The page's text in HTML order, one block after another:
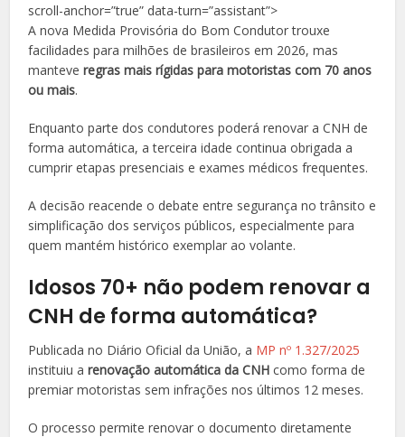
scroll-anchor=”true” data-turn=”assistant”>
A nova Medida Provisória do Bom Condutor trouxe
facilidades para milhões de brasileiros em 2026, mas
manteveregras mais rígidas para motoristas com 70 anos
ou mais.
Enquanto parte dos condutores poderá renovar a CNH de
forma automática, a terceira idade continua obrigada a
cumprir etapas presenciais e exames médicos frequentes.
A decisão reacende o debate entre segurança no trânsito e
simplificação dos serviços públicos, especialmente para
quem mantém histórico exemplar ao volante.
Idosos 70+ não podem renovar a
CNH de forma automática?
Publicada no Diário Oficial da União, a MP nº 1.327/2025
instituiu arenovação automática da CNH como forma de
premiar motoristas sem infrações nos últimos 12 meses.
O processo permite renovar o documento diretamente